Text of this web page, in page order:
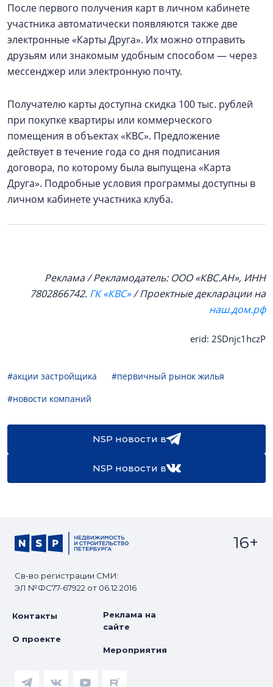
После первого получения карт в личном кабинете
участника автоматически появляются также две
электронные «Карты Друга». Их можно отправить
друзьям или знакомым удобным способом — через
мессенджер или электронную почту.
Получателю карты доступна скидка 100 тыс. рублей
при покупке квартиры или коммерческого
помещения в объектах «КВС». Предложение
действует в течение года со дня подписания
договора, по которому была выпущена «Карта
Друга». Подробные условия программы доступны в
личном кабинете участника клуба.
Реклама / Рекламодатель: ООО «КВС.АН», ИНН
7802866742. ГК «КВС»/ Проектные декларации на
наш.дом.рф
erid: 2SDnjc1hczP
#акции застройщика
#первичный рынок жилья
#новости компаний
NSP новости в
NSP новости в
Св-во регистрации СМИ:
ЭЛ №ФС77-67922 от 06.12.2016
16+
Контакты
О проекте
Реклама на
сайте
Мероприятия